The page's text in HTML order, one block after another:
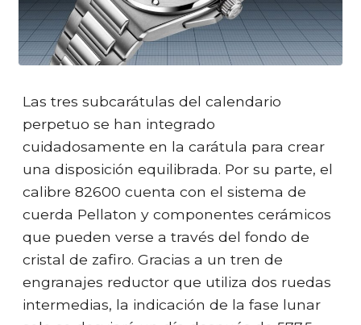
Las tres subcarátulas del calendario
perpetuo se han integrado
cuidadosamente en la carátula para crear
una disposición equilibrada. Por su parte, el
calibre 82600 cuenta con el sistema de
cuerda Pellaton y componentes cerámicos
que pueden verse a través del fondo de
cristal de zafiro. Gracias a un tren de
engranajes reductor que utiliza dos ruedas
intermedias, la indicación de la fase lunar